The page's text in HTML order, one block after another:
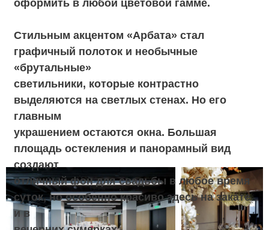
ЗАЛ «МОСКВА»
(ТРАНСФОРМЕР, 3
ЗАЛА), 416 M²